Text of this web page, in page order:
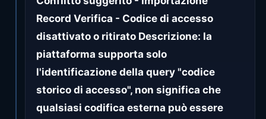
Record Verifica - Codice di accesso
disattivato o ritirato Descrizione: la
piattaforma supporta solo
l'identificazione della query "codice
storico di accesso", non significa che
qualsiasi codifica esterna può essere